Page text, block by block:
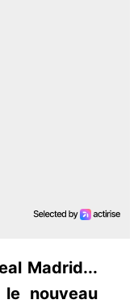
Madrid...
le nouveau